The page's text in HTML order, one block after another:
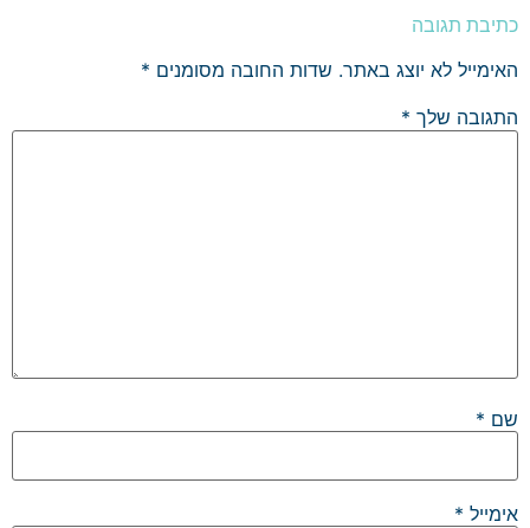
כתיבת תגובה
האימייל לא יוצג באתר. שדות החובה מסומנים *
התגובה שלך *
שם *
אימייל *